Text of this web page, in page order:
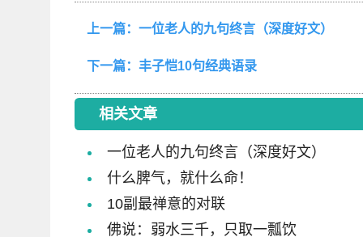
上一篇： 一位老人的九句终言（深度好文）
下一篇： 丰子恺10句经典语录
相关文章
一位老人的九句终言（深度好文）
什么脾气，就什么命！
10副最禅意的对联
佛说：弱水三千，只取一瓢饮